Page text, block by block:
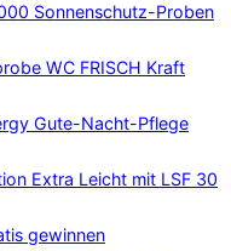
Sonnenschutz-Proben
WC FRISCH Kraft
Gute-Nacht-Pflege
Extra Leicht mit LSF 30
gewinnen